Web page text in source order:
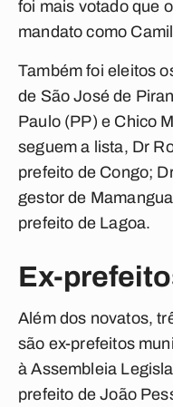
foi mais votado que
mandato como
Também foi eleitos
de São José de
Paulo (PP) e Chico
seguem a lista, Dr
prefeito de Congo;
gestor de
prefeito de Lagoa.
Ex-
Além dos novatos,
são ex-prefeitos
à Assembleia
prefeito de João